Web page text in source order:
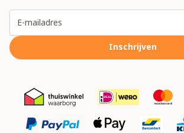
Inschrijven